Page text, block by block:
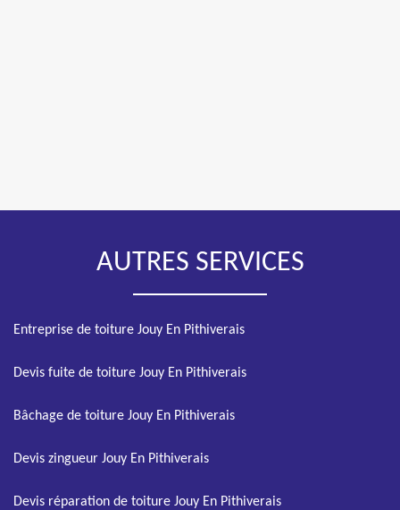
AUTRES SERVICES
Entreprise de toiture Jouy En Pithiverais
Devis fuite de toiture Jouy En Pithiverais
Bâchage de toiture Jouy En Pithiverais
Devis zingueur Jouy En Pithiverais
Devis réparation de toiture Jouy En Pithiverais